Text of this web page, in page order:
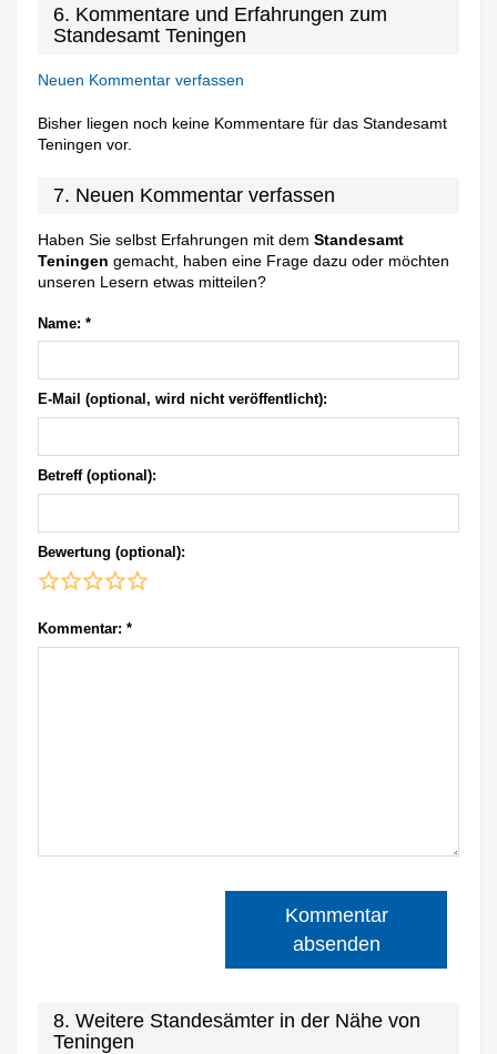
6. Kommentare und Erfahrungen zum
Standesamt Teningen
Neuen Kommentar verfassen
Bisher liegen noch keine Kommentare für das Standesamt
Teningen vor.
7. Neuen Kommentar verfassen
Haben Sie selbst Erfahrungen mit demStandesamt
Teningen gemacht, haben eine Frage dazu oder möchten
unseren Lesern etwas mitteilen?
Name: *
E-Mail (optional, wird nicht veröffentlicht):
Betreff (optional):
Bewertung (optional):
Kommentar: *
Kommentar
absenden
8. Weitere Standesämter in der Nähe von
Teningen